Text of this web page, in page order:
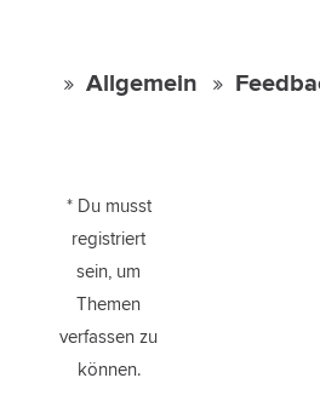
Allgemein
* Du musst
registriert
sein, um
Themen
verfassen zu
können.